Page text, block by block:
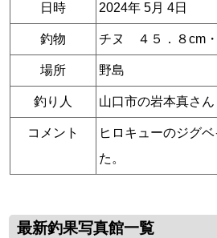
日時 2024年 5月 4日
釣物 チヌ ４５．８cm
場所 野島
釣り人 山口市の岩本真さん
コメント
ヒロキューのジグ
た。
最新釣果写真館一覧